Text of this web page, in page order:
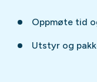
Oppmøte tid
Utstyr og